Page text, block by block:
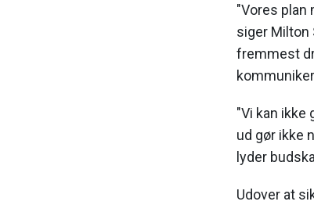
"Vores plan
siger Milton
fremmest
"Vi kan ikke
ud gør ikke
lyder
Udover at